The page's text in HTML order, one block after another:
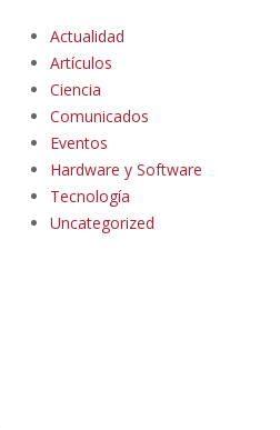
Actualidad
Artículos
Ciencia
Comunicados
Eventos
Hardware y Software
Tecnología
Uncategorized